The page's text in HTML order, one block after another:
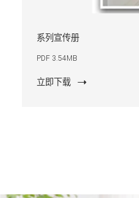
系列宣传册
PDF 3.54MB
立即下载